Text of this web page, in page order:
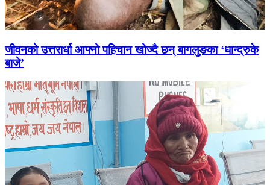
जीवनको उत्तरार्धा आफ्नो पहिचान खोज्दै छन् बागलुङका ‘धान्द्रुके
बाजे’